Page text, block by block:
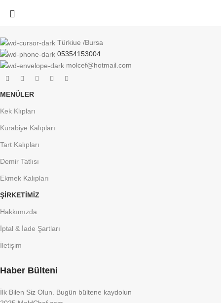
Türkiue /Bursa
05354153004
molcef@hotmail.com
MENÜLER
Kek Klıpları
Kurabiye Kalıpları
Tart Kalıpları
Demir Tatlısı
Ekmek Kalıpları
ŞIRKETIMIZ
Hakkımızda
İptal & İade Şartları
İletişim
Haber Bülteni
İlk Bilen Siz Olun. Bugün bültene kaydolun